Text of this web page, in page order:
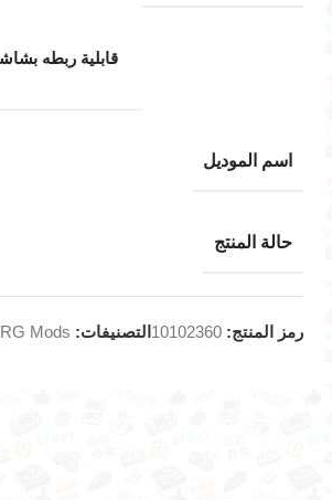
اسم الموديل
حالة المنتج
رمز المنتج: 10102360 التصنيفات: RG Mods